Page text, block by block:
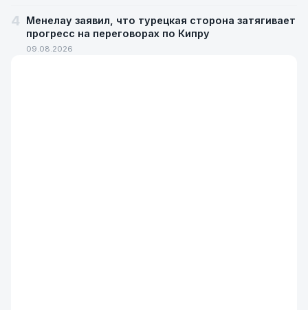
4
Менелау заявил, что турецкая сторона затягивает
прогресс на переговорах по Кипру
09.08.2026